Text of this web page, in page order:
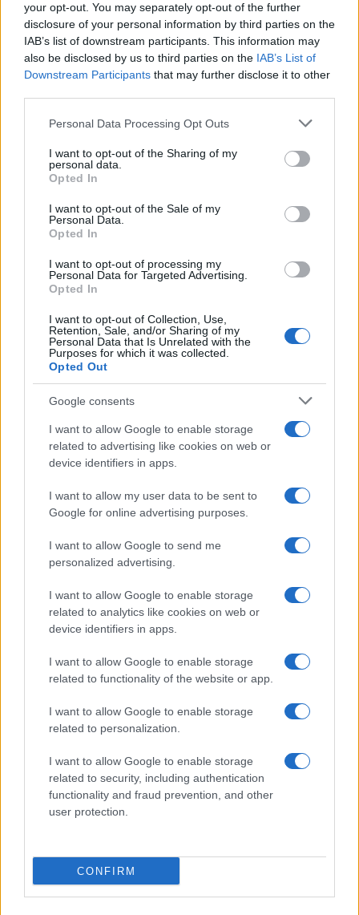
your opt-out. You may separately opt-out of the further
disclosure of your personal information by third parties on the
IAB’s list of downstream participants. This information may
also be disclosed by us to third parties on the IAB’s List of
Downstream Participants that may further disclose it to other
Please note that this website/app uses one or more Google
not limited to your visit or usage behaviour. You may click to
grant or deny consent to Google and its third-party tags to
use your data for below specified purposes in below Google
consent section.
Personal Data Processing Opt Outs
I want to opt-out of the Sharing of my
personal data.
Opted In
I want to opt-out of the Sale of my
Personal Data.
Opted In
I want to opt-out of processing my
Personal Data for Targeted Advertising.
Opted In
I want to opt-out of Collection, Use,
Retention, Sale, and/or Sharing of my
Personal Data that Is Unrelated with the
Purposes for which it was collected.
Opted Out
Google consents
I want to allow Google to enable storage
related to advertising like cookies on web or
device identifiers in apps.
I want to allow my user data to be sent to
Google for online advertising purposes.
I want to allow Google to send me
personalized advertising.
I want to allow Google to enable storage
related to analytics like cookies on web or
device identifiers in apps.
I want to allow Google to enable storage
related to functionality of the website or app.
I want to allow Google to enable storage
related to personalization.
I want to allow Google to enable storage
related to security, including authentication
functionality and fraud prevention, and other
user protection.
CONFIRM
Puoi effettuare l'accesso andando nella
sezioneLogindal menù del sito o
cliccandoqui
TEMI: Isola Rossa
Marinedda Bay
i tuoi video e le tue foto
Su WhatsApp al numero +39
Notizie in tempo reale?
Entra nel canale telegram di
GalluraOggi.it
Ricevi le nostre ultime news
daGoogle News
Condividi l'articolo
F
a
b
o
T
w
te
Pi
n
re
W
h
at
s
p
p
S
h
re
Prossimo articolo
NOTIZIE RECENTI
Le previsioni meteo per il weekend a Olbia e in
Gallura
Michelle Hunziker in Gallura, bella anche dal
vivo: un amico vip svela come fa